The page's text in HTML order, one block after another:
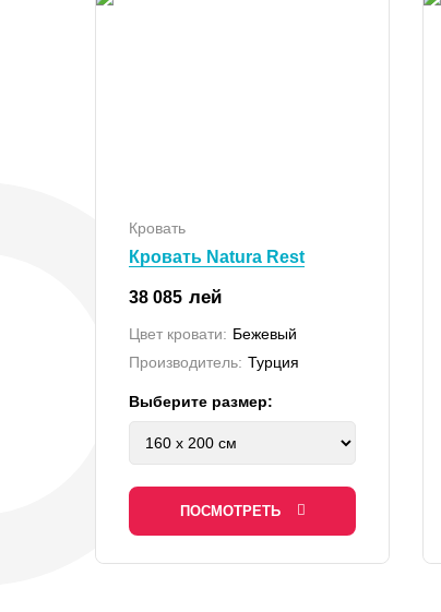
Кровать
Кровать Natura Rest
38 085 лей
Цвет кровати: Бежевый
Производитель: Турция
Выберите размер:
ПОСМОТРЕТЬ